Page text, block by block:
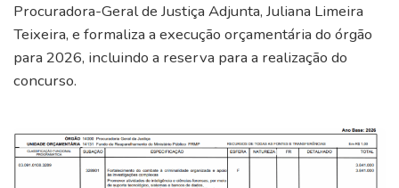
Procuradora-Geral de Justiça Adjunta, Juliana Limeira
Teixeira, e formaliza a execução orçamentária do órgão
para 2026, incluindo a reserva para a realização do
concurso.